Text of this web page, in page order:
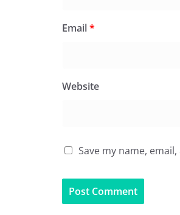
Email*
Website
Save my name,